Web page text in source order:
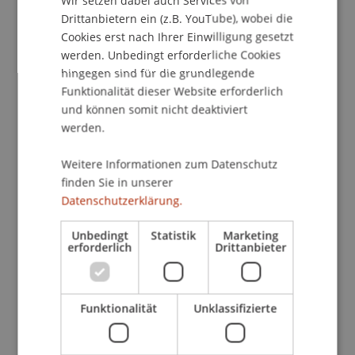
zum Guten nehmen wird. Die Frage nach der
Verantwortung ist in sozialen Systemen meist
eine diffuse: Die Interaktionsketten sind
unübersichtlich; die Verantwortung ist ungeklärt.
Das Individuum sieht sich entsprechend wenig
überraschend nicht in der Pflicht, seinen Beitrag
zur Krise und zu deren Entschärfung zu
überdenken. Was bedeutet dies für den
modernen Menschen, der scheinbar in einer Zeit
der Krisen lebt?
Barbara Bleisch, Dr. phil., hat in Zürich, Basel und
Tübingen Philosophie, Germanistik und
Religionswissenschaften studiert und am Ethik-
Zentrum der Universität Zürich promoviert. Seit
2010 moderiert sie die „Sternstunde Philosophie“
beim Schweizer Radio
Drittanbietern ein (z.B. YouTube), wobei die
Cookies erst nach Ihrer Einwilligung gesetzt
werden. Unbedingt erforderliche Cookies
hingegen sind für die grundlegende
Funktionalität dieser Website erforderlich
und können somit nicht deaktiviert
werden.
Weitere Informationen zum Datenschutz
finden Sie in unserer
Datenschutzerklärung.
Unbedingt
erforderlich
Statistik Marketing
Drittanbieter
Funktionalität Unklassifizierte